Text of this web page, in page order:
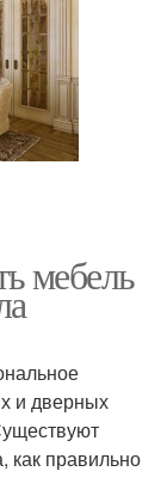
мебель
и дверных
правильно